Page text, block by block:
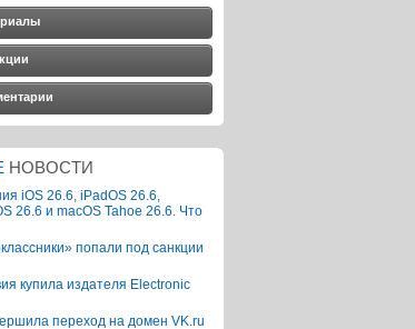
НОВОСТИ
iOS 26.6, iPadOS 26.6,
26.6 и macOS Tahoe 26.6. Что
попали под санкции
купила издателя Electronic
переход на домен VK.ru